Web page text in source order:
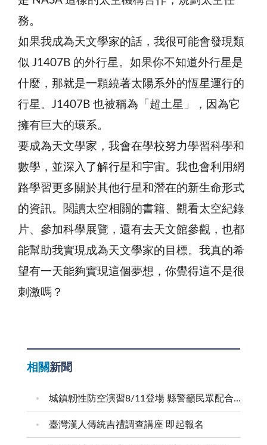
務。
如果我成為天文學家的話，我很可能會發現類
似 J1407B 的外行星。如果你不知道外行星是
什麼，那就是一顆繞著太陽系外的恆星運行的
行星。J1407B 也被稱為「超土星」，因為它
擁有巨大的環系。
要成為天文學家，我會在學校努力學習科學和
數學，並深入了解行星和宇宙。我也會利用網
路學習更多關於其他行星和潛在的新生命形式
的資訊。閱讀太空相關的書籍、觀看太空紀錄
片、參加科學展覽，還有去天文館參觀，也都
能幫助我實現成為天文學家的目標。我真的希
望有一天能夠實現這個夢想，你覺得這不是很
刺激嗎？
相關新聞
城鎮韌性防空演習8/11登場 縣警籲民眾配合疏散避難
臺灣漢人傳統吉禮調查講座 即起報名